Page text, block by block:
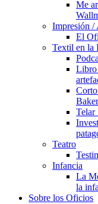
Me
Impresión /
El
Textil en la
Libro
Telar
Teatro
Infancia
La
la
Sobre los Oficios